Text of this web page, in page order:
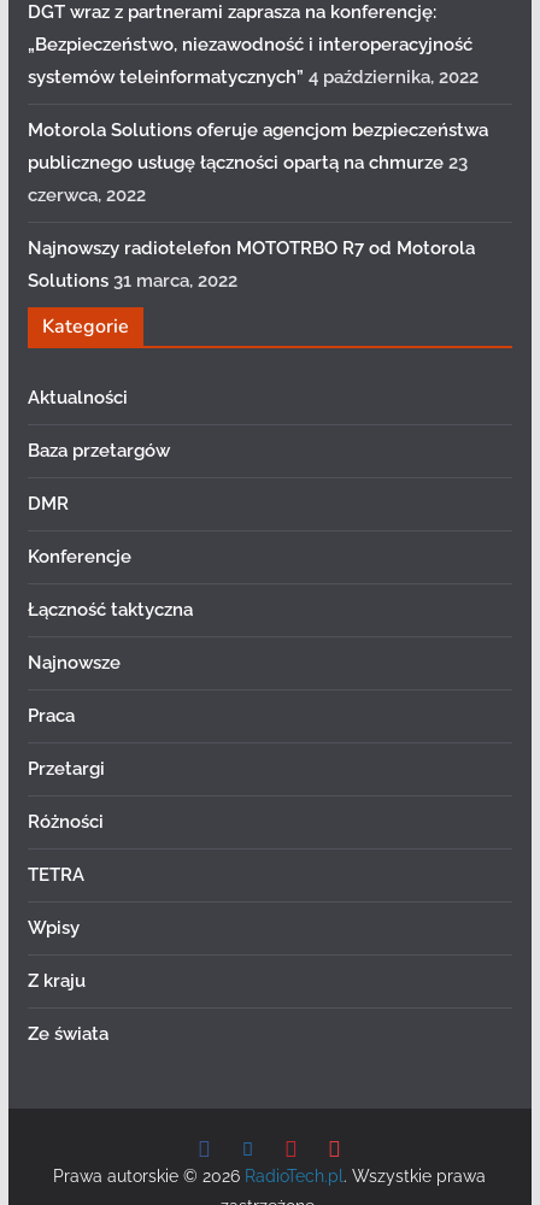
DGT wraz z partnerami zaprasza na konferencję:
„Bezpieczeństwo, niezawodność i interoperacyjność
systemów teleinformatycznych” 4 października, 2022
Motorola Solutions oferuje agencjom bezpieczeństwa
publicznego usługę łączności opartą na chmurze 23
czerwca, 2022
Najnowszy radiotelefon MOTOTRBO R7 od Motorola
Solutions 31 marca, 2022
Kategorie
Aktualności
Baza przetargów
DMR
Konferencje
Łączność taktyczna
Najnowsze
Praca
Przetargi
Różności
TETRA
Wpisy
Z kraju
Ze świata
Prawa autorskie © 2026 RadioTech.pl . Wszystkie prawa